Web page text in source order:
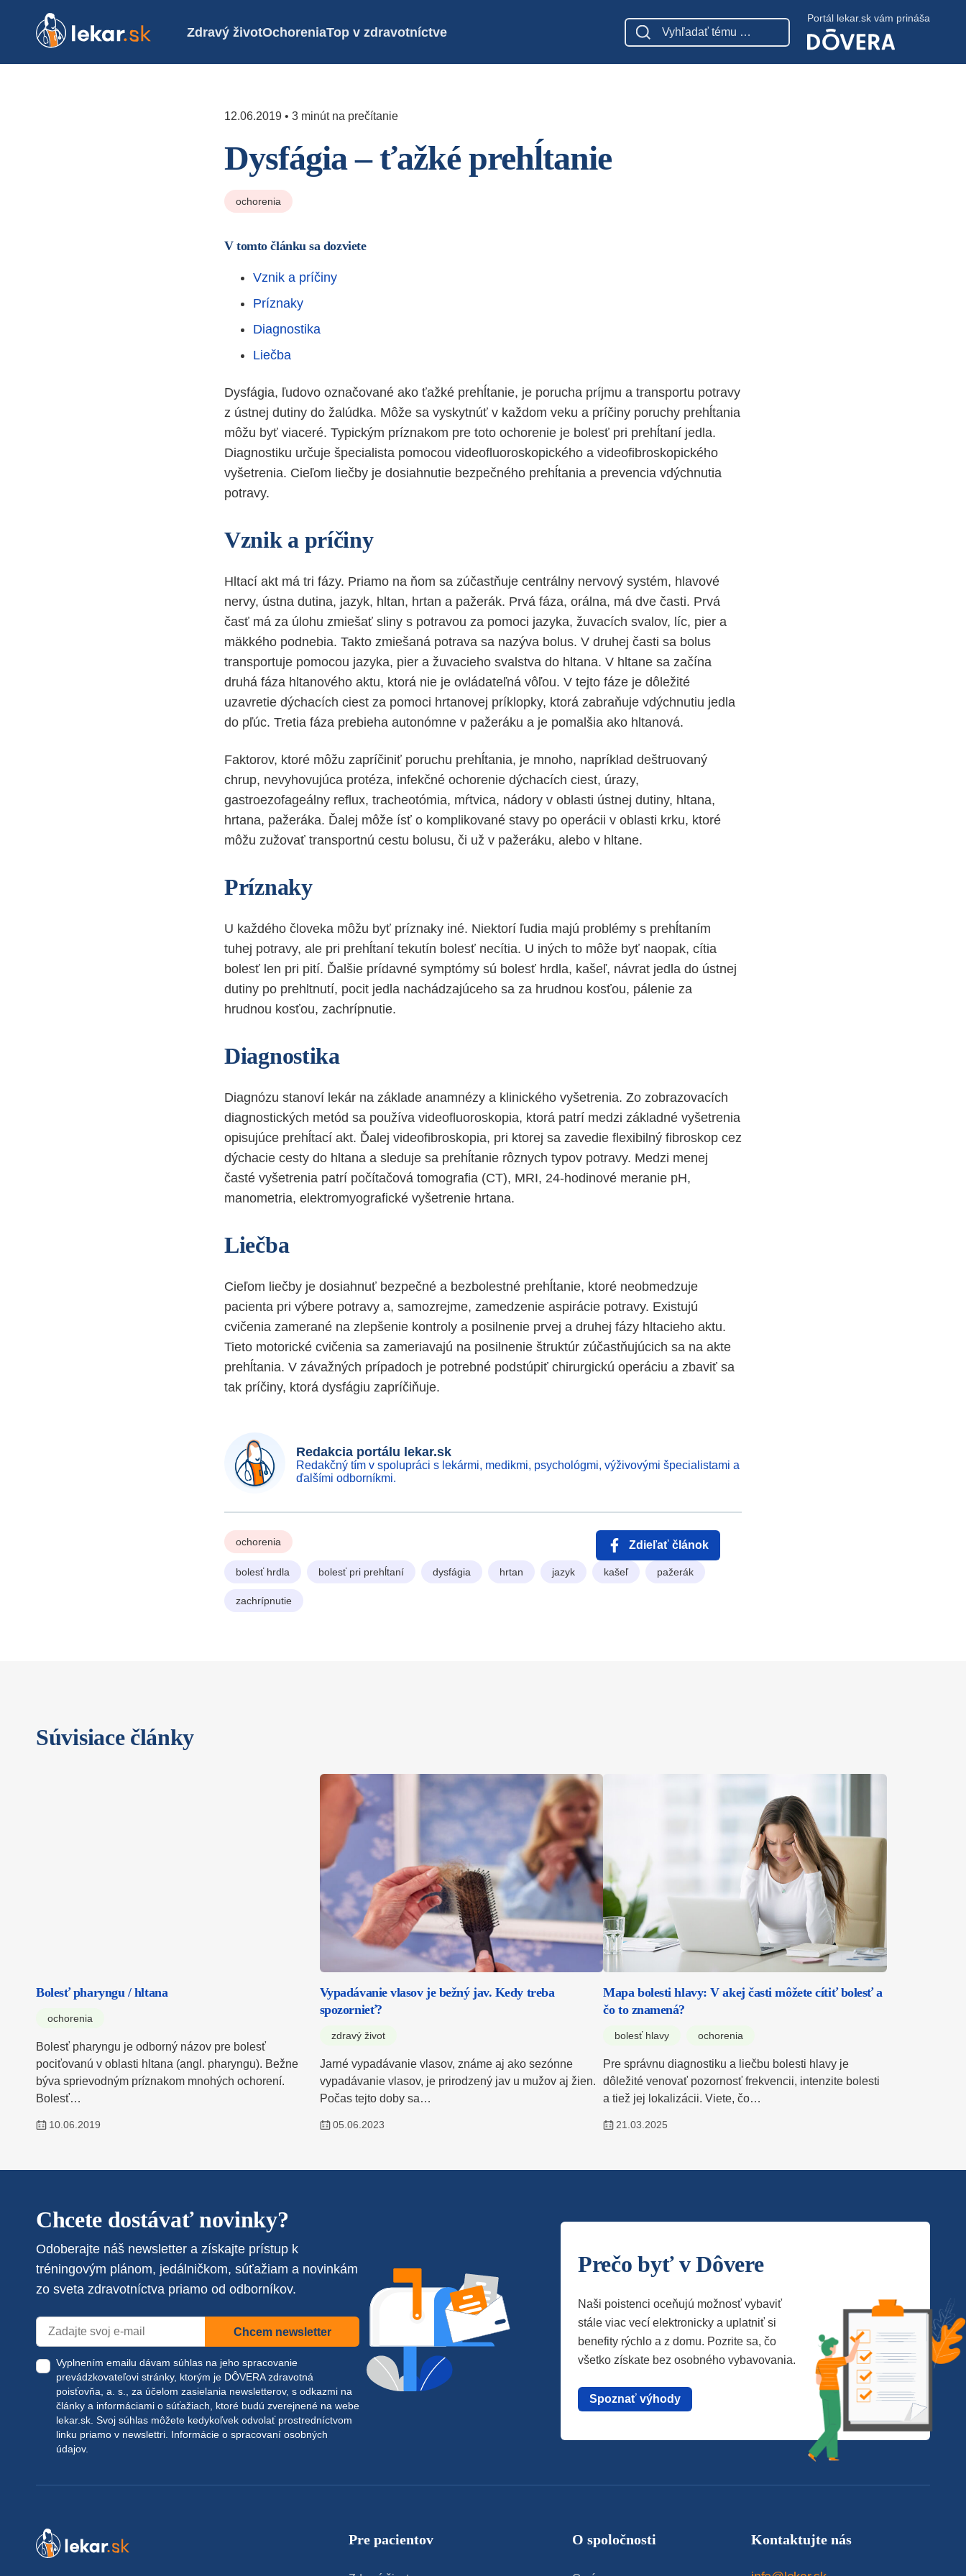
Zdravý životOchoreniaTop v zdravotníctve
Portál lekar.sk vám prináša
12.06.2019 • 3 minút na prečítanie
Dysfágia – ťažké prehĺtanie
ochorenia
V tomto článku sa dozviete
Vznik a príčiny
Príznaky
Diagnostika
Liečba
Dysfágia, ľudovo označované ako ťažké prehĺtanie, je porucha príjmu a transportu potravy
z ústnej dutiny do žalúdka. Môže sa vyskytnúť v každom veku a príčiny poruchy prehĺtania
môžu byť viaceré. Typickým príznakom pre toto ochorenie je bolesť pri prehĺtaní jedla.
Diagnostiku určuje špecialista pomocou videofluoroskopického a videofibroskopického
vyšetrenia. Cieľom liečby je dosiahnutie bezpečného prehĺtania a prevencia vdýchnutia
potravy.
Vznik a príčiny
Hltací akt má tri fázy. Priamo na ňom sa zúčastňuje centrálny nervový systém, hlavové
nervy, ústna dutina, jazyk, hltan, hrtan a pažerák. Prvá fáza, orálna, má dve časti. Prvá
časť má za úlohu zmiešať sliny s potravou za pomoci jazyka, žuvacích svalov, líc, pier a
mäkkého podnebia. Takto zmiešaná potrava sa nazýva bolus. V druhej časti sa bolus
transportuje pomocou jazyka, pier a žuvacieho svalstva do hltana. V hltane sa začína
druhá fáza hltanového aktu, ktorá nie je ovládateľná vôľou. V tejto fáze je dôležité
uzavretie dýchacích ciest za pomoci hrtanovej príklopky, ktorá zabraňuje vdýchnutiu jedla
do pľúc. Tretia fáza prebieha autonómne v pažeráku a je pomalšia ako hltanová.
Faktorov, ktoré môžu zapríčiniť poruchu prehĺtania, je mnoho, napríklad deštruovaný
chrup, nevyhovujúca protéza, infekčné ochorenie dýchacích ciest, úrazy,
gastroezofageálny reflux, tracheotómia, mŕtvica, nádory v oblasti ústnej dutiny, hltana,
hrtana, pažeráka. Ďalej môže ísť o komplikované stavy po operácii v oblasti krku, ktoré
môžu zužovať transportnú cestu bolusu, či už v pažeráku, alebo v hltane.
Príznaky
U každého človeka môžu byť príznaky iné. Niektorí ľudia majú problémy s prehĺtaním
tuhej potravy, ale pri prehĺtaní tekutín bolesť necítia. U iných to môže byť naopak, cítia
bolesť len pri pití. Ďalšie prídavné symptómy sú bolesť hrdla, kašeľ, návrat jedla do ústnej
dutiny po prehltnutí, pocit jedla nachádzajúceho sa za hrudnou kosťou, pálenie za
hrudnou kosťou, zachrípnutie.
Diagnostika
Diagnózu stanoví lekár na základe anamnézy a klinického vyšetrenia. Zo zobrazovacích
diagnostických metód sa používa videofluoroskopia, ktorá patrí medzi základné vyšetrenia
opisujúce prehĺtací akt. Ďalej videofibroskopia, pri ktorej sa zavedie flexibilný fibroskop cez
dýchacie cesty do hltana a sleduje sa prehĺtanie rôznych typov potravy. Medzi menej
časté vyšetrenia patrí počítačová tomografia (CT), MRI, 24-hodinové meranie pH,
manometria, elektromyografické vyšetrenie hrtana.
Liečba
Cieľom liečby je dosiahnuť bezpečné a bezbolestné prehĺtanie, ktoré neobmedzuje
pacienta pri výbere potravy a, samozrejme, zamedzenie aspirácie potravy. Existujú
cvičenia zamerané na zlepšenie kontroly a posilnenie prvej a druhej fázy hltacieho aktu.
Tieto motorické cvičenia sa zameriavajú na posilnenie štruktúr zúčastňujúcich sa na akte
prehĺtania. V závažných prípadoch je potrebné podstúpiť chirurgickú operáciu a zbaviť sa
tak príčiny, ktorá dysfágiu zapríčiňuje.
Redakcia portálu lekar.sk
Redakčný tím v spolupráci s lekármi, medikmi, psychológmi, výživovými špecialistami a
ďalšími odborníkmi.
ochorenia Zdieľať článok
bolesť hrdla bolesť pri prehĺtaní dysfágia hrtan jazyk kašeľ pažerák
zachrípnutie
Súvisiace články
Bolesť pharyngu / hltana
ochorenia
Bolesť pharyngu je odborný názov pre bolesť
pociťovanú v oblasti hltana (angl. pharyngu). Bežne
býva sprievodným príznakom mnohých ochorení.
Bolesť…
10.06.2019
Vypadávanie vlasov je bežný jav. Kedy treba
spozornieť?
zdravý život
Jarné vypadávanie vlasov, známe aj ako sezónne
vypadávanie vlasov, je prirodzený jav u mužov aj žien.
Počas tejto doby sa…
05.06.2023
Mapa bolesti hlavy: V akej časti môžete cítiť bolesť a
čo to znamená?
bolesť hlavy ochorenia
Pre správnu diagnostiku a liečbu bolesti hlavy je
dôležité venovať pozornosť frekvencii, intenzite bolesti
a tiež jej lokalizácii. Viete, čo…
21.03.2025
Chcete dostávať novinky?
Odoberajte náš newsletter a získajte prístup k
tréningovým plánom, jedálničkom, súťažiam a novinkám
zo sveta zdravotníctva priamo od odborníkov.
Chcem newsletter
Vyplnením emailu dávam súhlas na jeho spracovanie
prevádzkovateľovi stránky, ktorým je DÔVERA zdravotná
poisťovňa, a. s., za účelom zasielania newsletterov, s odkazmi na
články a informáciami o súťažiach, ktoré budú zverejnené na webe
lekar.sk. Svoj súhlas môžete kedykoľvek odvolať prostredníctvom
linku priamo v newslettri. Informácie o spracovaní osobných
údajov.
Prečo byť v Dôvere
Naši poistenci oceňujú možnosť vybaviť
stále viac vecí elektronicky a uplatniť si
benefity rýchlo a z domu. Pozrite sa, čo
všetko získate bez osobného vybavovania.
Spoznať výhody
Pre pacientov O spoločnosti Kontaktujte nás